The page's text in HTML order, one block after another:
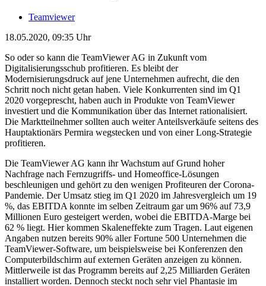
Teamviewer
18.05.2020, 09:35 Uhr
So oder so kann die TeamViewer AG in Zukunft vom
Digitalisierungsschub profitieren. Es bleibt der
Modernisierungsdruck auf jene Unternehmen aufrecht, die den
Schritt noch nicht getan haben. Viele Konkurrenten sind im Q1
2020 vorgeprescht, haben auch in Produkte von TeamViewer
investiert und die Kommunikation über das Internet rationalisiert.
Die Marktteilnehmer sollten auch weiter Anteilsverkäufe seitens des
Hauptaktionärs Permira wegstecken und von einer Long-Strategie
profitieren.
Die TeamViewer AG kann ihr Wachstum auf Grund hoher
Nachfrage nach Fernzugriffs- und Homeoffice-Lösungen
beschleunigen und gehört zu den wenigen Profiteuren der Corona-
Pandemie. Der Umsatz stieg im Q1 2020 im Jahresvergleich um 19
%, das EBITDA konnte im selben Zeitraum gar um 96% auf 73,9
Millionen Euro gesteigert werden, wobei die EBITDA-Marge bei
62 % liegt. Hier kommen Skaleneffekte zum Tragen. Laut eigenen
Angaben nutzen bereits 90% aller Fortune 500 Unternehmen die
TeamViewer-Software, um beispielsweise bei Konferenzen den
Computerbildschirm auf externen Geräten anzeigen zu können.
Mittlerweile ist das Programm bereits auf 2,25 Milliarden Geräten
installiert worden. Dennoch steckt noch sehr viel Phantasie im